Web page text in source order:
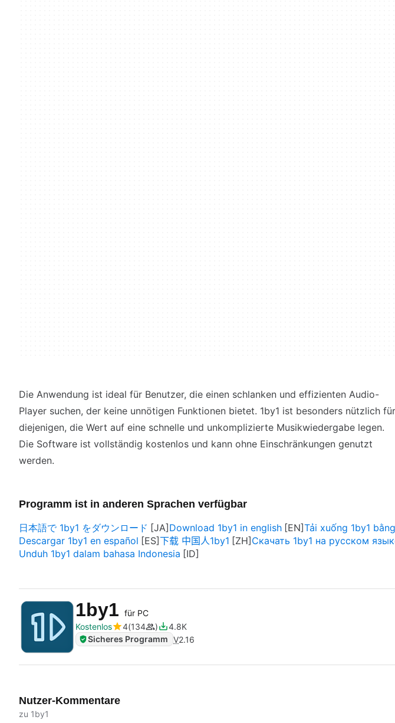
Die Anwendung ist ideal für Benutzer, die einen schlanken und effizienten Audio-
Player suchen, der keine unnötigen Funktionen bietet. 1by1 ist besonders nützlich für
diejenigen, die Wert auf eine schnelle und unkomplizierte Musikwiedergabe legen.
Die Software ist vollständig kostenlos und kann ohne Einschränkungen genutzt
werden.
Programm ist in anderen Sprachen verfügbar
日本語で 1by1 をダウンロード
Download 1by1 in english
Tải xuống 1by1
Descargar 1by1 en español
下载 中国人1by1 Скачать 1by1 на русском
Unduh 1by1 dalam bahasa Indonesia
1by1 für PC
Kostenlos
4 134
4.8K
Sicheres Programm V2.16
Nutzer-Kommentare
zu 1by1